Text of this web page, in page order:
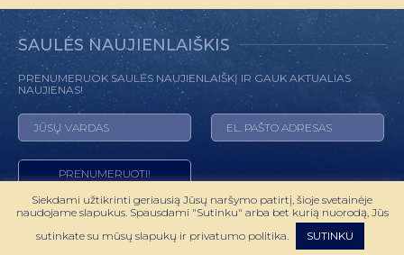
SAULĖS NAUJIENLAIŠKIS
PRENUMERUOK SAULĖS NAUJIENLAIŠKĮ IR GAUK AKTUALIAS
NAUJIENAS!
SPRENDIMAS:WEBMODE.LT
Siekdami užtikrinti geriausią Jūsų naršymo patirtį, šioje svetainėje
naudojame slapukus. Spausdami "Sutinku" arba bet kurią nuorodą, Jūs
sutinkate su mūsų slapukų ir privatumo politika.
SUTINKU